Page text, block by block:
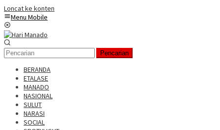
Loncat ke konten
Menu Mobile
Pencarian
BERANDA
ETALASE
MANADO
NASIONAL
SULUT
NARASI
SOCIAL